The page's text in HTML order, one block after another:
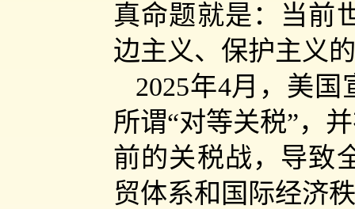
真命题就是：当前
边主义、保护主义
2025年4月，美
所谓“对等关税”，
前的关税战，导致
贸体系和国际经济